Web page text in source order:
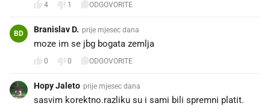
4 1 ODGOVORITE
BD Branislav D. prije mjesec dana
moze im se jbg bogata zemlja
0 0 ODGOVORITE
Hopy Jaleto prije mjesec dana
sasvim korektno.razliku su i sami bili spremni platit.